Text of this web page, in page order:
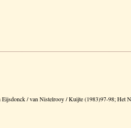
/ van Nistelrooy / Kuijte (1983)97-98; Het